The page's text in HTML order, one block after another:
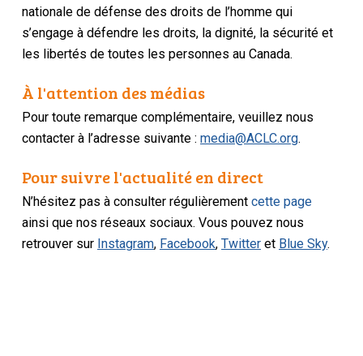
nationale de défense des droits de l’homme qui
s’engage à défendre les droits, la dignité, la sécurité et
les libertés de toutes les personnes au Canada.
À l'attention des médias
Pour toute remarque complémentaire, veuillez nous
contacter à l’adresse suivante :media@ACLC.org.
Pour suivre l'actualité en direct
N’hésitez pas à consulter régulièrementcette page
ainsi que nos réseaux sociaux. Vous pouvez nous
retrouver sur Instagram, Facebook,Twitter et Blue Sky.